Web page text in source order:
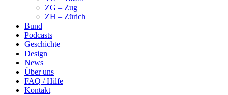
ZG – Zug
ZH – Zürich
Bund
Podcasts
Geschichte
Design
News
Über uns
FAQ / Hilfe
Kontakt